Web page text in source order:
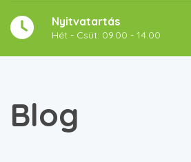
Nyitvatartás
Hét - Csüt: 09.00 - 14.00
Blog